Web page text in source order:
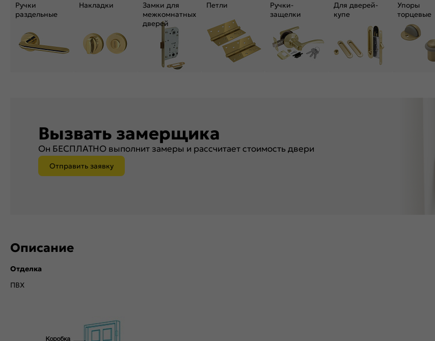
Ручки
раздельные
Накладки
Замки для
межкомнатных
дверей
Петли
Ручки-
защелки
Для дверей-
купе
Упоры
торцевые
Вызвать замерщика
Он БЕСПЛАТНО выполнит замеры и рассчитает стоимость двери
Отправить заявку
Описание
Отделка
ПВХ